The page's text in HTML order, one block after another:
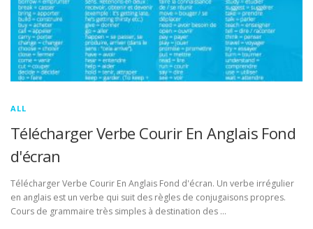
ALL
Télécharger Verbe Courir En Anglais Fond
d'écran
Télécharger Verbe Courir En Anglais Fond d'écran. Un verbe irrégulier
en anglais est un verbe qui suit des règles de conjugaisons propres.
Cours de grammaire très simples à destination des …